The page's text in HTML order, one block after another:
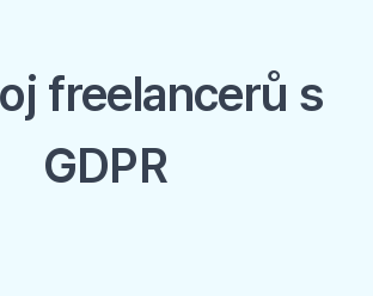
freelancerů s
GDPR